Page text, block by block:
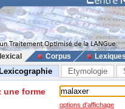
Corpus
Lexicographie Etymologie
une forme
options d'affichage